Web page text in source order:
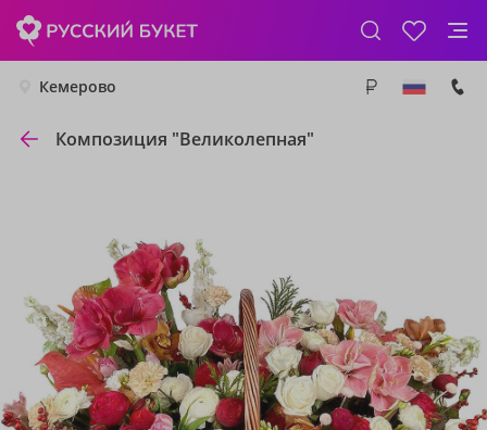
Кемерово
Композиция "Великолепная"